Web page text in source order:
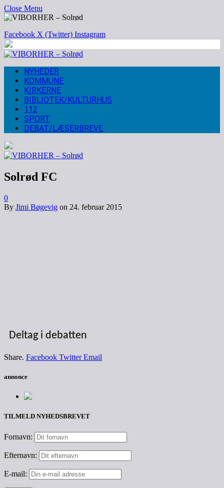
Close Menu
Facebook X (Twitter) Instagram
NYHEDER
KOMMUNE
KIRKERNE
BIBLIOTEK/KULTURHUS
112
SPORT
DEBAT/LÆSERBREVE
Solrød FC
0
By Jimi Bøgevig on 24. februar 2015
Deltag i debatten
Share. Facebook Twitter Email
annonce
TILMELD NYHEDSBREVET
Fornavn:
Efternavn:
E-mail: